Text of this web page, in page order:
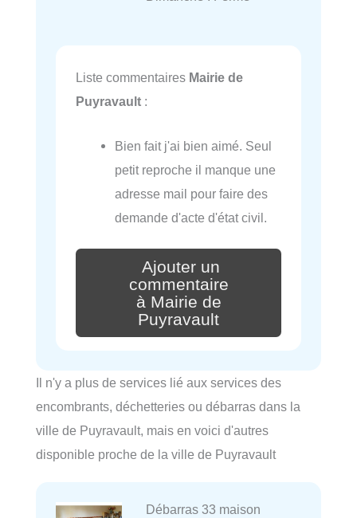
Liste commentaires Mairie de
Puyravault :
Bien fait j'ai bien aimé. Seul
petit reproche il manque une
adresse mail pour faire des
demande d'acte d'état civil.
Ajouter un
commentaire
à Mairie de
Puyravault
Il n'y a plus de services lié aux services des
encombrants, déchetteries ou débarras dans la
ville de Puyravault, mais en voici d'autres
disponible proche de la ville de Puyravault
Débarras 33 maison